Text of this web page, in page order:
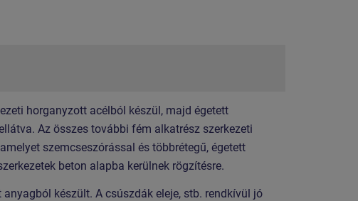
horganyzott acélból készül, majd égetett
Az összes további fém alkatrész szerkezeti
szemcseszórással és többrétegű, égetett
beton alapba kerülnek rögzítésre.
készült. A csúszdák eleje, stb. rendkívül jó